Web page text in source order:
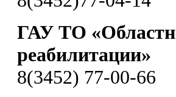
ГАУ ТО
реабилитации»
8(3452) 77-00-66